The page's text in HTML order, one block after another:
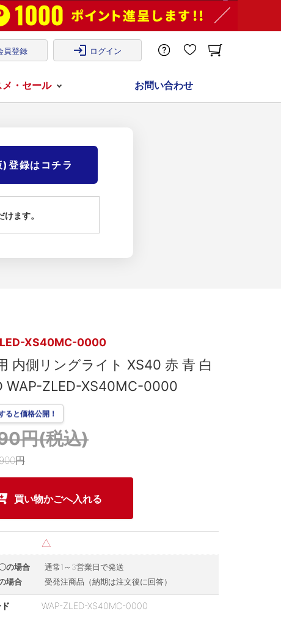
員登録 login ログイン
・セール お問い合わせ
登録はコチラ
ます。
XS40MC-0000
内側リングライト XS40 赤 青 白
WAP-ZLED-XS40MC-0000
円(税込)
ると価格公開！
円
WAP-ZLED-XS40MC-0000
の場合
通常1～3営業日で発送
場合
受発注商品（納期は注文後に回答）
△
買い物かごへ入れる